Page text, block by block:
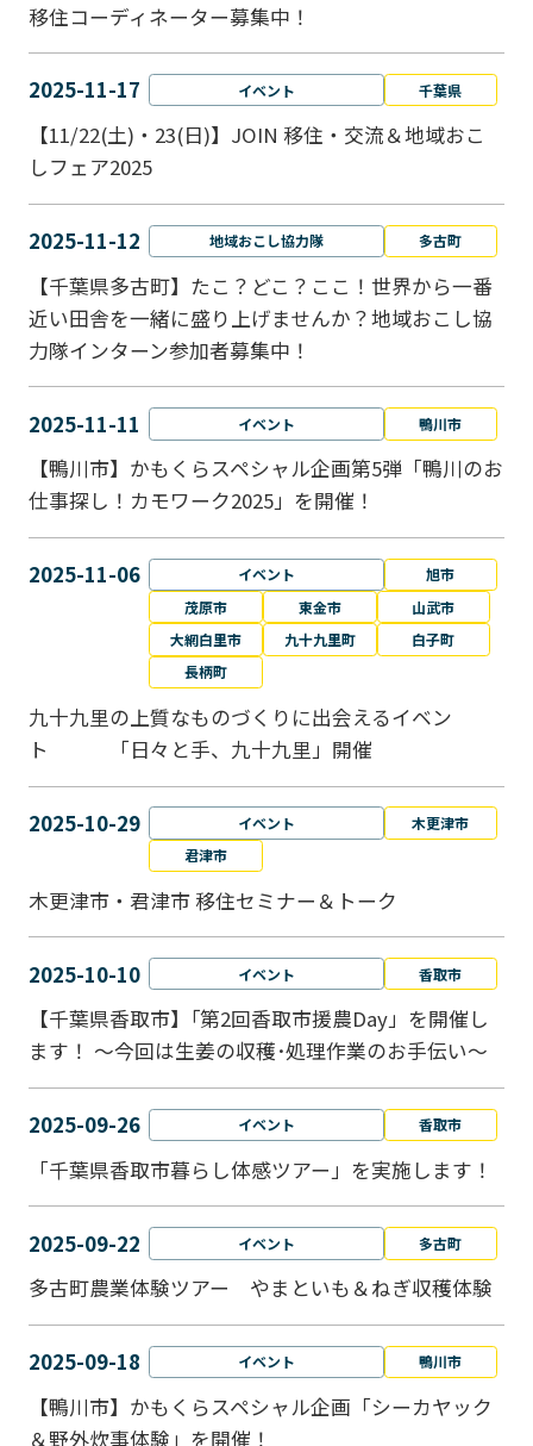
移住コーディネーター募集中！
2025-11-17 イベント 千葉県
【11/22(土)・23(日)】JOIN 移住・交流＆地域おこ
しフェア2025
2025-11-12 地域おこし協力隊 多古町
【千葉県多古町】たこ？どこ？ここ！世界から一番
近い田舎を一緒に盛り上げませんか？地域おこし協
力隊インターン参加者募集中！
2025-11-11 イベント 鴨川市
【鴨川市】かもくらスペシャル企画第5弾「鴨川のお
仕事探し！カモワーク2025」を開催！
2025-11-06 イベント
旭市
茂原市
東金市
山武市
大網白里市
九十九里町
白子町
長柄町
九十九里の上質なものづくりに出会えるイベン
ト 「日々と手、九十九里」開催
2025-10-29 イベント
木更津市
君津市
木更津市・君津市 移住セミナー＆トーク
2025-10-10 イベント 香取市
【千葉県香取市】｢第2回香取市援農Day」を開催し
ます！ ～今回は生姜の収穫･処理作業のお手伝い～
2025-09-26 イベント 香取市
「千葉県香取市暮らし体感ツアー」を実施します！
2025-09-22 イベント 多古町
多古町農業体験ツアー やまといも＆ねぎ収穫体験
2025-09-18 イベント 鴨川市
【鴨川市】かもくらスペシャル企画「シーカヤック
＆野外炊事体験」を開催！